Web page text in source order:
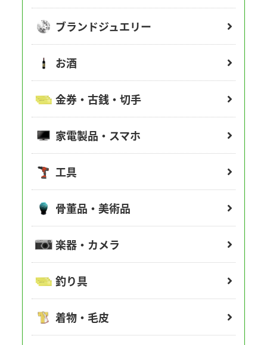
ブランドジュエリー
お酒
金券・古銭・切手
家電製品・スマホ
工具
骨董品・美術品
楽器・カメラ
釣り具
着物・毛皮